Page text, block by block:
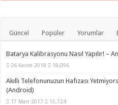
Güncel Popüler Yorumlar
Batarya Kalibrasyonu Nasıl Yapılır! –
26 Kasım 2018 18,096
Akıllı Telefonunuzun Hafızası
(Android)
17 Mart 2017 15,724